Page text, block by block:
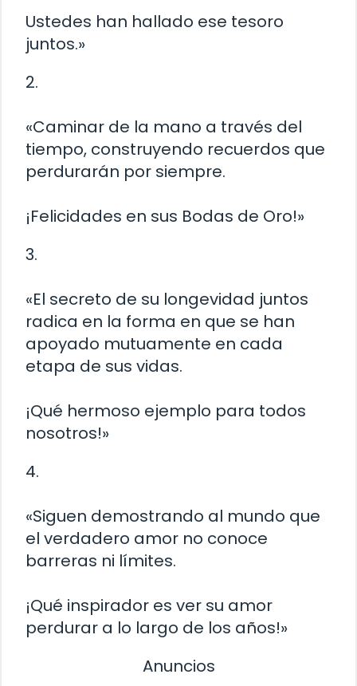
Ustedes han hallado ese tesoro
juntos.»
2.
«Caminar de la mano a través del
tiempo, construyendo recuerdos que
perdurarán por siempre.
¡Felicidades en sus Bodas de Oro!»
3.
«El secreto de su longevidad juntos
radica en la forma en que se han
apoyado mutuamente en cada
etapa de sus vidas.
¡Qué hermoso ejemplo para todos
nosotros!»
4.
«Siguen demostrando al mundo que
el verdadero amor no conoce
barreras ni límites.
¡Qué inspirador es ver su amor
perdurar a lo largo de los años!»
Anuncios